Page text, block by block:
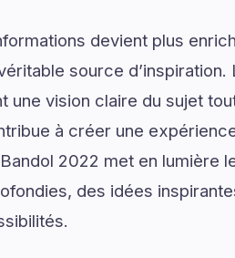
devient plus
source
une vision claire du sujet
à créer une
2022 met en lumière
des idées